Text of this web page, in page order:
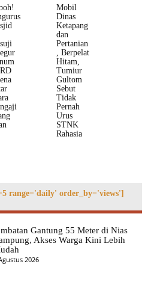
Mobil
Dinas
Ketapang
dan
Pertanian
, Berpelat
Hitam,
Tumiur
Gultom
Sebut
Tidak
Pernah
Urus
STNK
Rahasia
range='daily' order_by='views']
Gantung 55 Meter di Nias
Akses Warga Kini Lebih
2026